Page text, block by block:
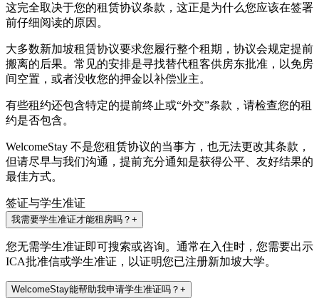
这完全取决于您的租赁协议条款，这正是为什么您应该在签署
前仔细阅读的原因。
大多数新加坡租赁协议要求您履行整个租期，协议会规定提前
搬离的后果。常见的安排是寻找替代租客供房东批准，以免房
间空置，或者没收您的押金以补偿业主。
有些租约还包含特定的提前终止或“外交”条款，请检查您的租
约是否包含。
WelcomeStay 不是您租赁协议的当事方，也无法更改其条款，
但请尽早与我们沟通，提前充分通知是获得公平、友好结果的
最佳方式。
签证与学生准证
我需要学生准证才能租房吗？ +
您无需学生准证即可搜索或咨询。通常在入住时，您需要出示
ICA批准信或学生准证，以证明您已注册新加坡大学。
WelcomeStay能帮助我申请学生准证吗？ +